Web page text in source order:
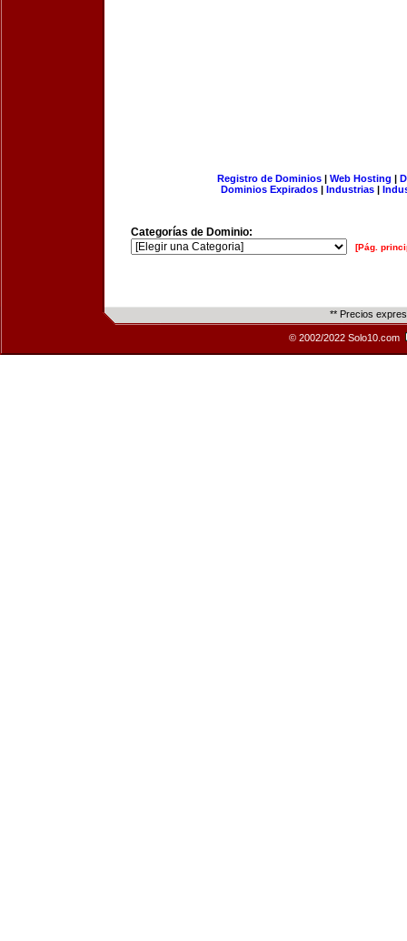
Registro de Dominios| Web Hosting |
Dominios Expirados | Industrias |
Categorías de Dominio:
[Pág.
** Precios
© 2002/2022 Solo10.com